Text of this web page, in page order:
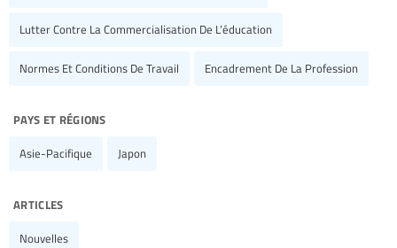
Lutter Contre La Commercialisation De L’éducation
Normes Et Conditions De Travail Encadrement De La Profession
pays et régions
Asie-Pacifique Japon
articles
Nouvelles